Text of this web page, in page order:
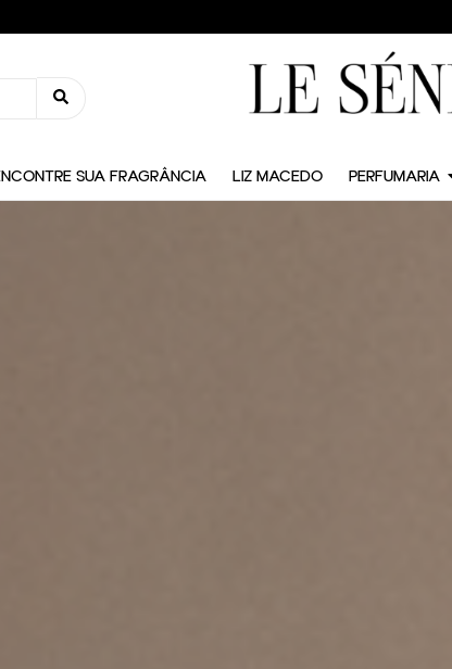
SUA FRAGRÂNCIA LIZ MACEDO PERFUMARIA